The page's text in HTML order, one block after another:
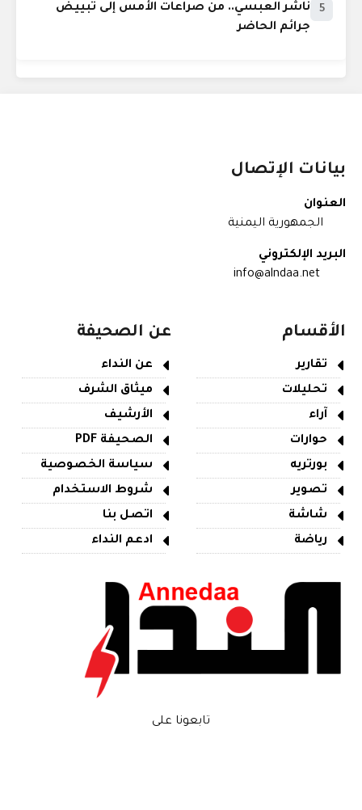
5
ناشر العبسي.. من صراعات الأمس إلى تبييض
جرائم الحاضر
بيانات الإتصال
العنوان
الجمهورية اليمنية
البريد الإلكتروني
info@alndaa.net
الأقسام
تقارير
تحليلات
آراء
حوارات
بورتريه
تصوير
شاشة
رياضة
عن الصحيفة
عن النداء
ميثاق الشرف
الأرشيف
الصحيفة PDF
سياسة الخصوصية
شروط الاستخدام
اتصل بنا
ادعم النداء
تابعونا على